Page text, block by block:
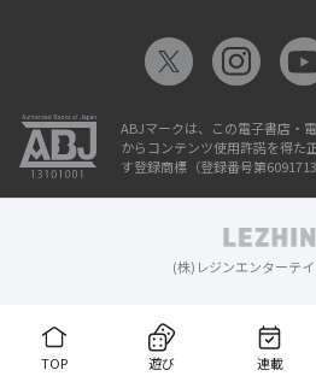
TOP 遊び 連載
ABJマークは、この電子書店・
からコンテンツ使用許諾を得た
す登録商標（登録番号第6091713
(株)レジンエンターテ